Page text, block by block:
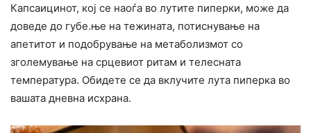
Капсаицинот, кој се наоѓа во лутите пиперки, може да
доведе до губе.ње на тежината, потиснување на
апетитот и подобрување на метаболизмот со
зголемување на срцевиот ритам и телесната
температура. Обидете се да вклучите лута пиперка во
вашата дневна исхрана.